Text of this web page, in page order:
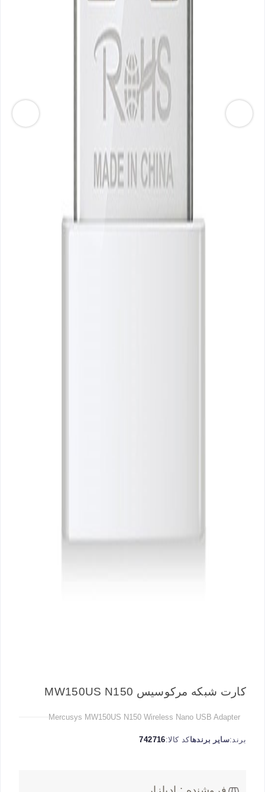
کارت شبکه مرکوسیس MW150US N150
Mercusys MW150US N150 Wireless Nano USB Adapter
برند:سایر برندهاکد کالا:742716